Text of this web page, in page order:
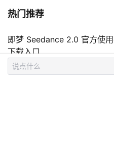
热门推荐
即梦 Seedance 2.0 官方使
下载入口
告别Vibe Coding：为什么